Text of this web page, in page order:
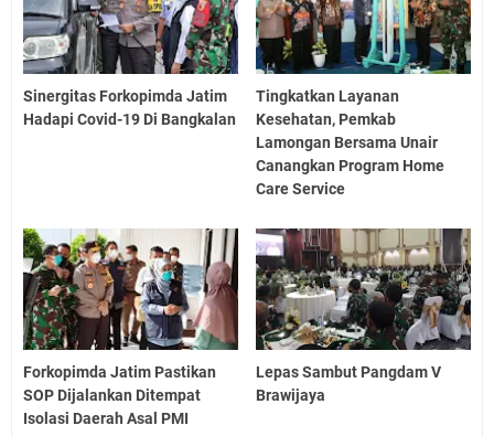
Sinergitas Forkopimda Jatim
Hadapi Covid-19 Di Bangkalan
Tingkatkan Layanan
Kesehatan, Pemkab
Lamongan Bersama Unair
Canangkan Program Home
Care Service
Forkopimda Jatim Pastikan
SOP Dijalankan Ditempat
Isolasi Daerah Asal PMI
Lepas Sambut Pangdam V
Brawijaya